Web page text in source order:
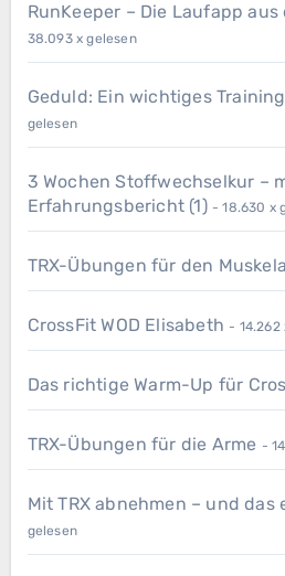
RunKeeper – Die Laufapp
38.093 x gelesen
Geduld: Ein wichtiges
gelesen
3 Wochen Stoffwechselkur –
Erfahrungsbericht (1) - 18.630 x
TRX-Übungen für den
CrossFit WOD Elisabeth - 14.262
Das richtige Warm-Up für
TRX-Übungen für die Arme -
Mit TRX abnehmen – und das
gelesen